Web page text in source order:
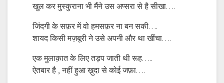
खुल कर मुस्कुराना भी मैंने उस अप्सरा से है सीखा….
जिंदगी के सफ़र में वो हमसफ़र ना बन सकी….
शायद किसी मज़बूरी ने उसे अपनी और था खींचा….
एक मुलाक़ात के लिए तड़प जाती थी रूह…..
ऐतबार है , नहीं हुआ ख़ुदा से कोई जफ़ा….